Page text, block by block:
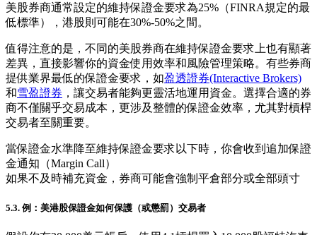
美股券商通常設定的維持保證金要求為25%（FINRA規定的最
低標準），港股則可能在30%-50%之間。
值得注意的是，不同的美股券商在維持保證金要求上也有顯著
差異，直接影響你的資金使用效率和風險管理策略。有些券商
提供業界最低的保證金要求，如盈透證券(Interactive Brokers)
和雪盈證券 ，讓交易者能夠更靈活地運用資金。選擇合適的券
商不僅關乎交易成本，更涉及整體的保證金效率，尤其對槓桿
交易者至關重要。
當保證金水準降至維持保證金要求以下時，你會收到追加保證
金通知（Margin Call）
如果不及時補充資金，券商可能會強制平倉部分或全部頭寸
5.3. 例：美港股保證金如何保護（或懲罰）交易者